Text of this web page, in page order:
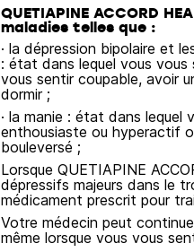
QUETIAPINE ACCORD
maladies telles que :
· la dépression bipolaire et
: état dans lequel vous
vous sentir coupable, avoir
dormir ;
· la manie : état dans
enthousiaste ou hyperactif
bouleversé ;
Lorsque QUETIAPINE
dépressifs majeurs dans le
médicament prescrit pour
Votre médecin peut
même lorsque vous vous